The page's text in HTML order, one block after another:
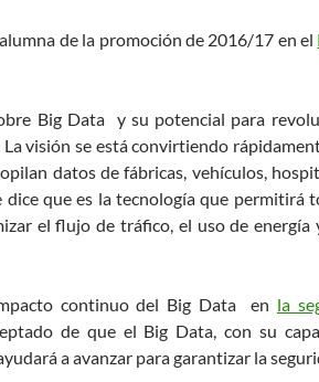
de la promoción de 2016/17 en el
Big Data y su potencial para
visión se está convirtiendo
datos de fábricas, vehículos,
que es la tecnología que permitirá
el flujo de tráfico, el uso de energía
continuo del Big Data en la
de que el Big Data, con su
a avanzar para garantizar la